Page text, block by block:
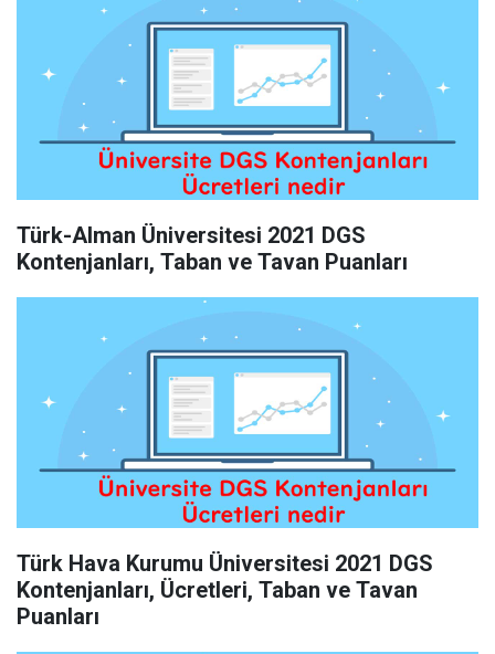
Türk-Alman Üniversitesi 2021 DGS
Kontenjanları, Taban ve Tavan Puanları
Türk Hava Kurumu Üniversitesi 2021 DGS
Kontenjanları, Ücretleri, Taban ve Tavan
Puanları